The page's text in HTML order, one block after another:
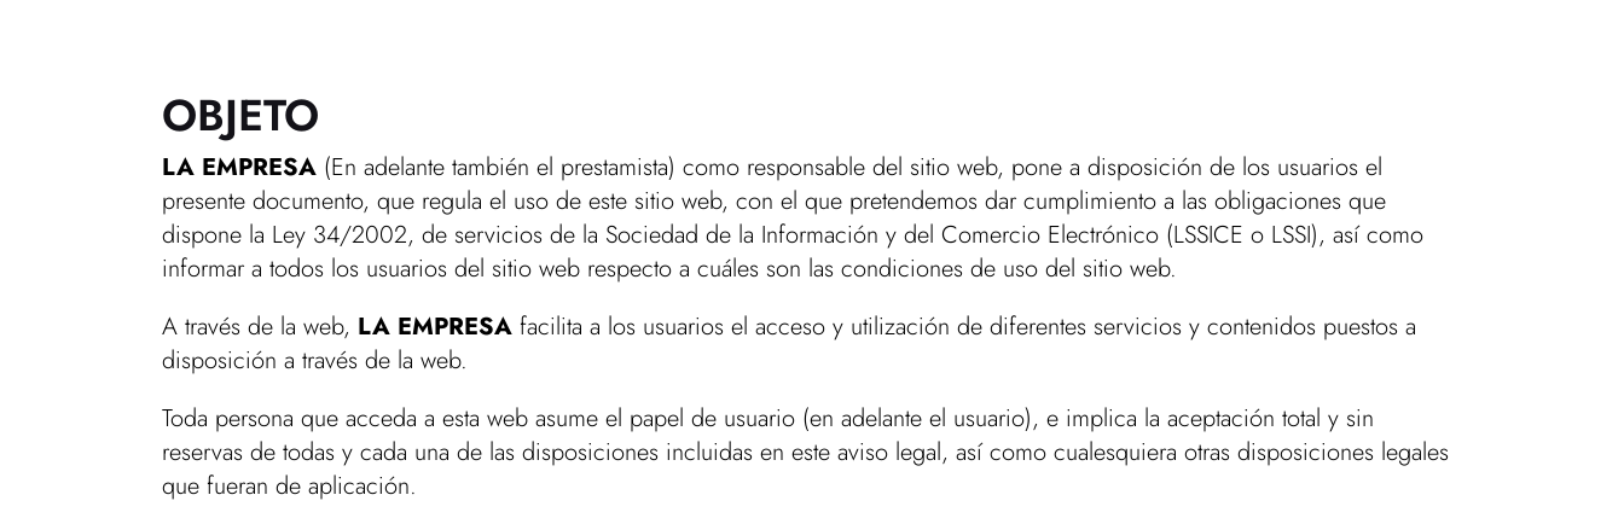
OBJETO
LA EMPRESA (En adelante también el prestamista) como responsable del sitio web, pone a disposición de los usuarios el
presente documento, que regula el uso de este sitio web, con el que pretendemos dar cumplimiento a las obligaciones que
dispone la Ley 34/2002, de servicios de la Sociedad de la Información y del Comercio Electrónico (LSSICE o LSSI), así como
informar a todos los usuarios del sitio web respecto a cuáles son las condiciones de uso del sitio web.
A través de la web, LA EMPRESA facilita a los usuarios el acceso y utilización de diferentes servicios y contenidos puestos a
disposición a través de la web.
Toda persona que acceda a esta web asume el papel de usuario (en adelante el usuario), e implica la aceptación total y sin
reservas de todas y cada una de las disposiciones incluidas en este aviso legal, así como cualesquiera otras disposiciones legales
que fueran de aplicación.